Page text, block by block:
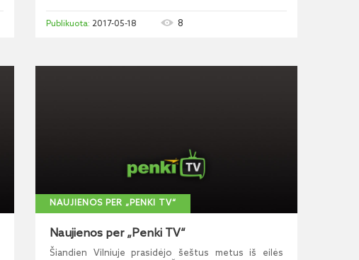
2017-05-18 8
NAUJIENOS PER „PENKI TV“
Naujienos per „Penki TV“
Šiandien Vilniuje prasidėjo šeštus metus iš eilės